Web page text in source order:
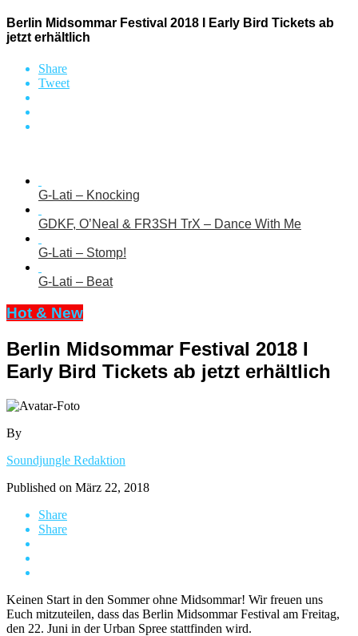
Berlin Midsommar Festival 2018 I Early Bird Tickets ab
jetzt erhältlich
Share
Tweet
G-Lati – Knocking
GDKF, O’Neal & FR3SH TrX – Dance With Me
G-Lati – Stomp!
G-Lati – Beat
Hot & New
Berlin Midsommar Festival 2018 I
Early Bird Tickets ab jetzt erhältlich
By
Soundjungle Redaktion
Published on März 22, 2018
Share
Share
Keinen Start in den Sommer ohne Midsommar! Wir freuen uns
Euch mitzuteilen, dass das Berlin Midsommar Festival am Freitag,
den 22. Juni in der Urban Spree stattfinden wird.